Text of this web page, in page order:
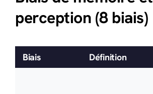
perception (8 biais)
Biais Définition